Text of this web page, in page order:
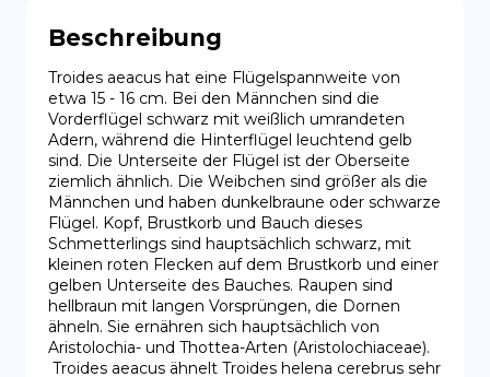
Beschreibung
Troides aeacus hat eine Flügelspannweite von
etwa 15 - 16 cm. Bei den Männchen sind die
Vorderflügel schwarz mit weißlich umrandeten
Adern, während die Hinterflügel leuchtend gelb
sind. Die Unterseite der Flügel ist der Oberseite
ziemlich ähnlich. Die Weibchen sind größer als die
Männchen und haben dunkelbraune oder schwarze
Flügel. Kopf, Brustkorb und Bauch dieses
Schmetterlings sind hauptsächlich schwarz, mit
kleinen roten Flecken auf dem Brustkorb und einer
gelben Unterseite des Bauches. Raupen sind
hellbraun mit langen Vorsprüngen, die Dornen
ähneln. Sie ernähren sich hauptsächlich von
Aristolochia- und Thottea-Arten (Aristolochiaceae).